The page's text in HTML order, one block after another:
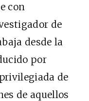
con
de
desde la
por
de
de aquellos